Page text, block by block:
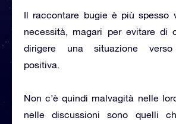
Il raccontare bugie è più spesso
necessità, magari per evitare di
dirigere una situazione verso
positiva.
Non c’è quindi malvagità nelle
nelle discussioni sono quelli